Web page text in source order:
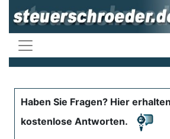
Haben Sie Fragen? Hier
kostenlose Antworten.